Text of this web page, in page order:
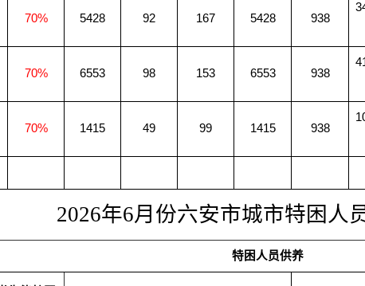
70% 5428 92 167 5428 938
70% 6553 98 153 6553 938
70% 1415 49 99 1415 938
2026年6月份六安市城市特困人
特困人员供养